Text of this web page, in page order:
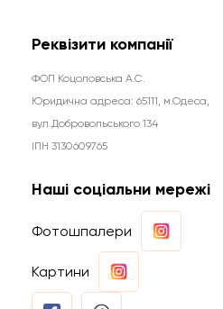
Реквізити компанії
ФОП Коцоловська А.С.
Юридична aдреса: 65111, м.Одеса,
вул.Добровольського 134
ІПН 3130609765
Наші соціальни мережі
Фотошпалери
Картини